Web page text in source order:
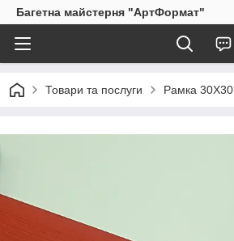
Багетна майстерня "АртФормат"
Товари та послуги Рамка 30Х30